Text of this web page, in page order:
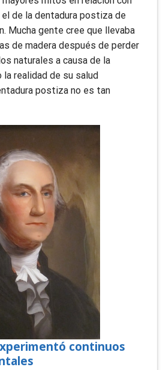
de la dentadura postiza de
Mucha gente cree que llevaba
de madera después de perder
naturales a causa de la
la realidad de su salud
postiza no es tan
continuos